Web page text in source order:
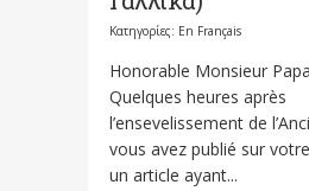
Κατηγορίες: En Français
Honorable Monsieur
Quelques heures après
l’ensevelissement de
vous avez publié sur
un article ayant...